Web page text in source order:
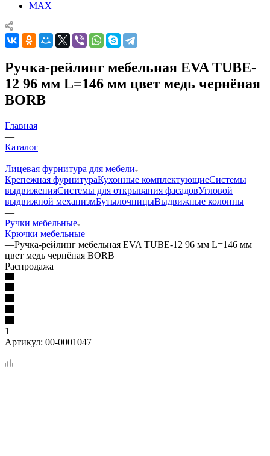
MAX
Ручка-рейлинг мебельная EVA TUBE-
12 96 мм L=146 мм цвет медь чернёная
BORB
Главная
—
Каталог
—
Лицевая фурнитура для мебели
Крепежная фурнитураКухонные комплектующиеСистемы
выдвиженияСистемы для открывания фасадовУгловой
выдвижной механизмБутылочницыВыдвижные колонны
—
Ручки мебельные
Крючки мебельные
—Ручка-рейлинг мебельная EVA TUBE-12 96 мм L=146 мм
цвет медь чернёная BORB
Распродажа
1
Артикул: 00-0001047